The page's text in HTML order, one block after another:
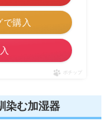
で購入
ポチップ
染む加湿器